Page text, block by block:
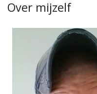
Over mijzelf